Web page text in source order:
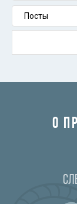
Посты
О